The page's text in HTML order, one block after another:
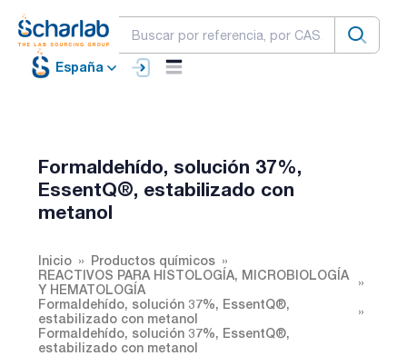
España
Formaldehído, solución 37%,
EssentQ®, estabilizado con
metanol
Inicio
Productos químicos
REACTIVOS PARA HISTOLOGÍA, MICROBIOLOGÍA
Y HEMATOLOGÍA
Formaldehído, solución 37%, EssentQ®,
estabilizado con metanol
Formaldehído, solución 37%, EssentQ®,
estabilizado con metanol